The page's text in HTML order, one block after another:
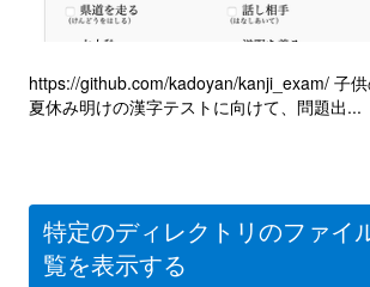
https://github.com/kadoyan/kanji_exam/ 子
夏休み明けの漢字テストに向けて、問題出...
特定のディレクトリのファイ
覧を表示する